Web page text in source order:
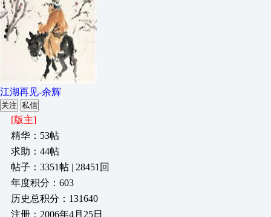
江湖再见-余辉
关注 私信
[版主]
精华：53帖
求助：44帖
帖子：3351帖 | 28451回
年度积分：603
历史总积分：131640
注册：2006年4月25日